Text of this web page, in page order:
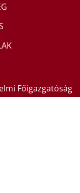
Főigazgatóság